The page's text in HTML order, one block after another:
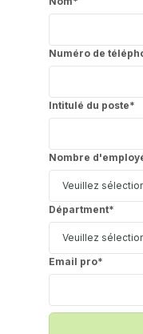
Numéro de
Intitulé du poste*
Nombre
Départment*
Email pro*